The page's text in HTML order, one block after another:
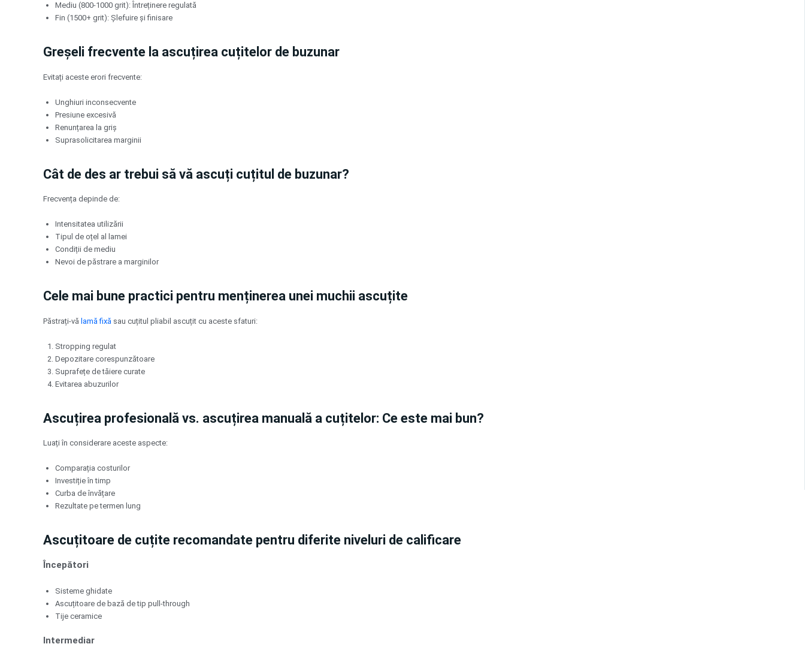
Mediu (800-1000 grit): Întreținere regulată
Fin (1500+ grit): Șlefuire și finisare
Greșeli frecvente la ascuțirea cuțitelor de buzunar
Evitați aceste erori frecvente:
Unghiuri inconsecvente
Presiune excesivă
Renunțarea la griș
Suprasolicitarea marginii
Cât de des ar trebui să vă ascuți cuțitul de buzunar?
Frecvența depinde de:
Intensitatea utilizării
Tipul de oțel al lamei
Condiții de mediu
Nevoi de păstrare a marginilor
Cele mai bune practici pentru menținerea unei muchii ascuțite
Păstrați-vă lamă fixă sau cuțitul pliabil ascuțit cu aceste sfaturi:
Stropping regulat
Depozitare corespunzătoare
Suprafețe de tăiere curate
Evitarea abuzurilor
Ascuțirea profesională vs. ascuțirea manuală a cuțitelor: Ce este mai bun?
Luați în considerare aceste aspecte:
Comparația costurilor
Investiție în timp
Curba de învățare
Rezultate pe termen lung
Ascuțitoare de cuțite recomandate pentru diferite niveluri de calificare
Începători
Sisteme ghidate
Ascuțitoare de bază de tip pull-through
Tije ceramice
Intermediar